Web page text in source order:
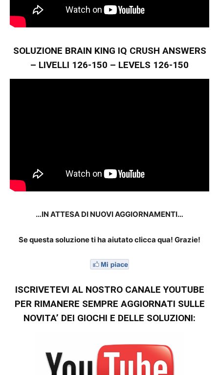
SOLUZIONE BRAIN KING IQ CRUSH ANSWERS
– LIVELLI 126-150 – LEVELS 126-150
…IN ATTESA DI NUOVI AGGIORNAMENTI…
Se questa soluzione ti ha aiutato clicca qua! Grazie!
ISCRIVETEVI AL NOSTRO CANALE YOUTUBE
PER RIMANERE SEMPRE AGGIORNATI SULLE
NOVITA’ DEI GIOCHI E DELLE SOLUZIONI: